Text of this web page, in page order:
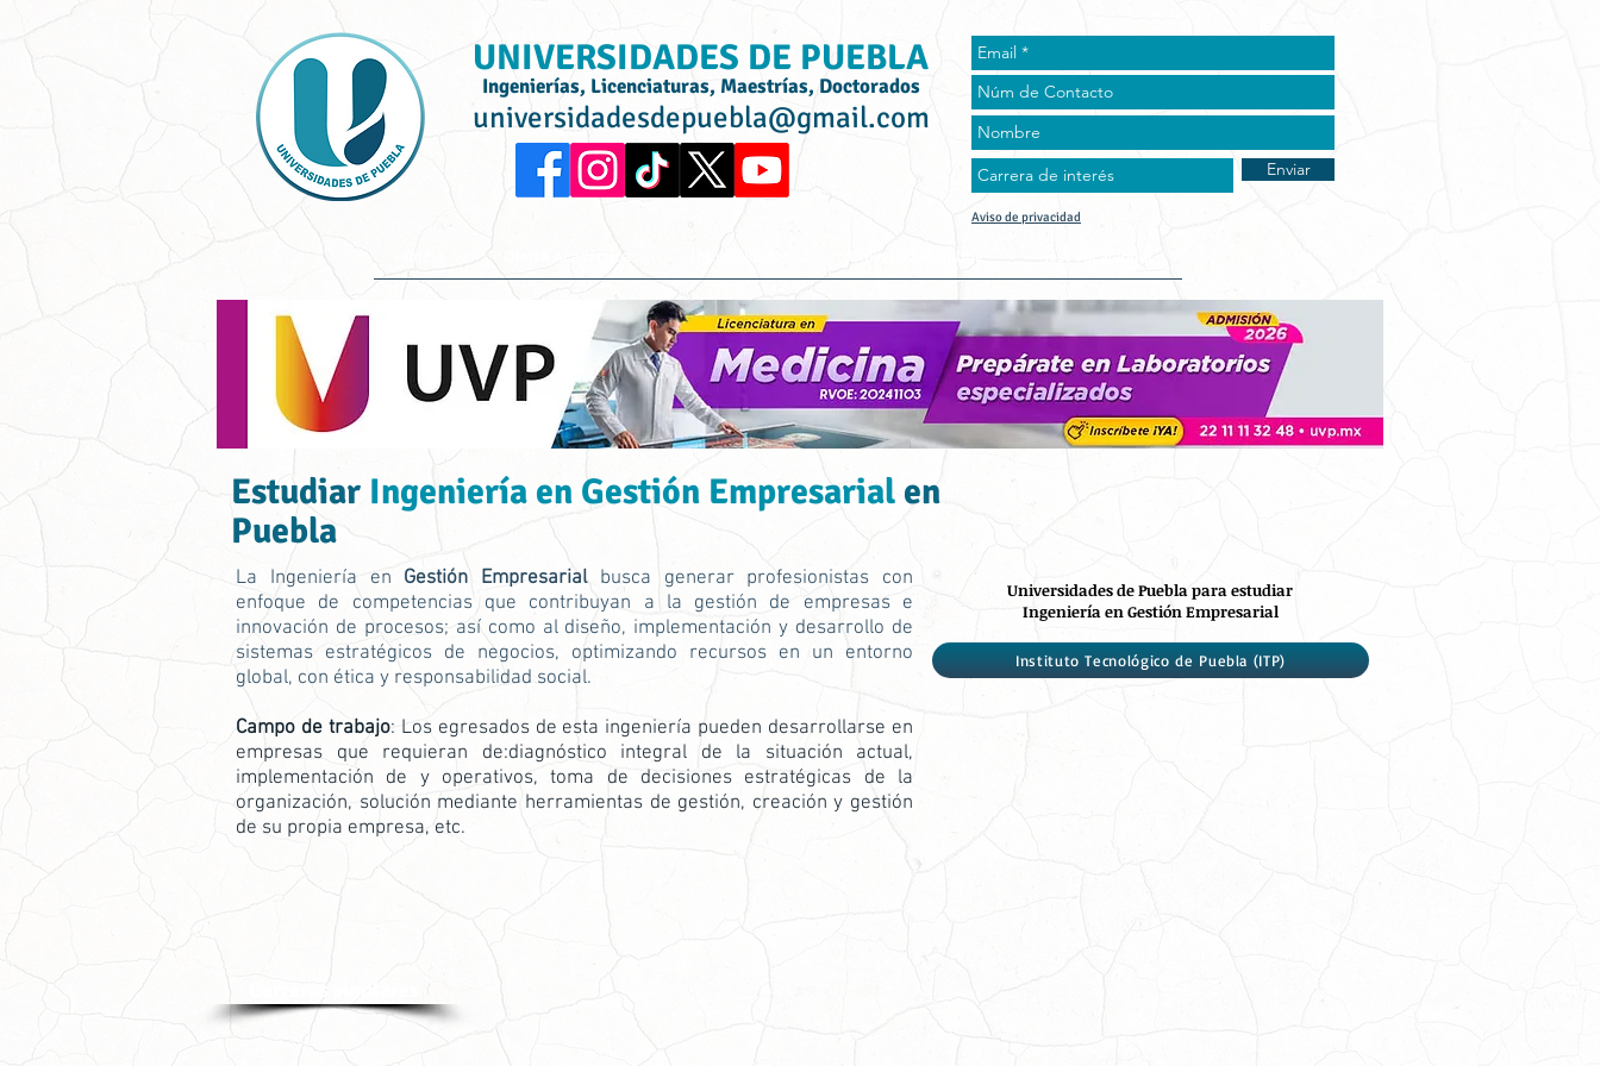
UNIVERSIDADES DE PUEBLA
Ingenierías, Licenciaturas, Maestrías, Doctorados
universidadesdepuebla@gmail.com
Enviar
Aviso de privacidad
Estudiar Ingeniería en Gestión Empresarial en
Puebla
La Ingeniería en Gestión Empresarial busca generar profesionistas con
enfoque de competencias que contribuyan a la gestión de empresas e
innovación de procesos; así como al diseño, implementación y desarrollo de
sistemas estratégicos de negocios, optimizando recursos en un entorno
global, con ética y responsabilidad social.
Campo de trabajo: Los egresados de esta ingeniería pueden desarrollarse en
empresas que requieran de:diagnóstico integral de la situación actual,
implementación de y operativos, toma de decisiones estratégicas de la
organización, solución mediante herramientas de gestión, creación y gestión
de su propia empresa, etc.
Universidades de Puebla para estudiar
Ingeniería en Gestión Empresarial
Instituto Tecnológico de Puebla (ITP)